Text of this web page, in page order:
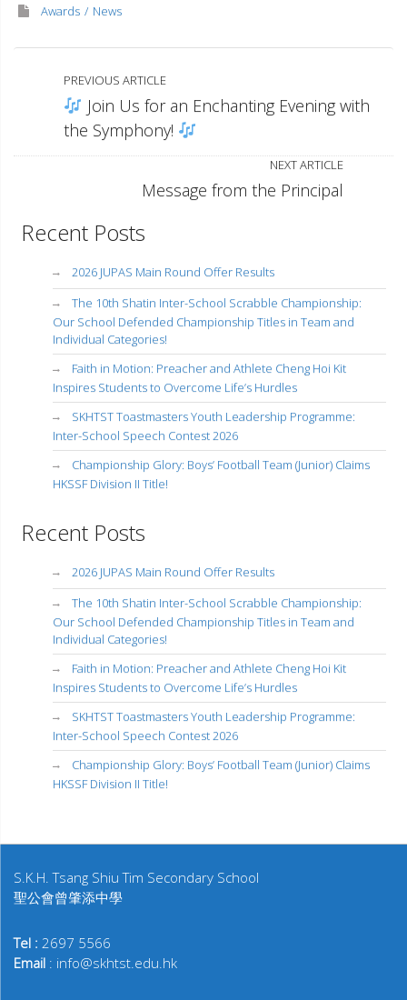
Awards News
PREVIOUS ARTICLE
Join Us for an Enchanting Evening with
the Symphony!
NEXT ARTICLE
Message from the Principal
Recent Posts
2026 JUPAS Main Round Offer Results
The 10th Shatin Inter-School Scrabble Championship:
Our School Defended Championship Titles in Team and
Individual Categories!
Faith in Motion: Preacher and Athlete Cheng Hoi Kit
Inspires Students to Overcome Life’s Hurdles
SKHTST Toastmasters Youth Leadership Programme:
Inter-School Speech Contest 2026
Championship Glory: Boys’ Football Team (Junior) Claims
HKSSF Division II Title!
Recent Posts
2026 JUPAS Main Round Offer Results
The 10th Shatin Inter-School Scrabble Championship:
Our School Defended Championship Titles in Team and
Individual Categories!
Faith in Motion: Preacher and Athlete Cheng Hoi Kit
Inspires Students to Overcome Life’s Hurdles
SKHTST Toastmasters Youth Leadership Programme:
Inter-School Speech Contest 2026
Championship Glory: Boys’ Football Team (Junior) Claims
HKSSF Division II Title!
S.K.H. Tsang Shiu Tim Secondary School
聖公會曾肇添中學
Tel : 2697 5566
Email : info@skhtst.edu.hk